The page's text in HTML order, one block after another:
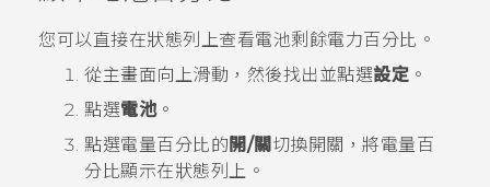
應用程式
支援服務
您可以直接在狀態列上查看電池剩餘電力百分比。
從主畫面向上滑動，然後找出並點選設定 。
點選電池。
點選電量百分比的 開/關 切換開關，將電量百
分比顯示在狀態列上。